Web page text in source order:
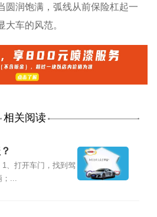
圆润饱满，弧线从前保险杠起一
车的风范。
相关阅读
、打开车门，找到驾
；...